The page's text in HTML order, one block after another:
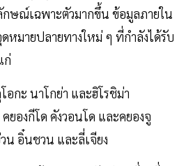
ษณ์เฉพาะตัวมากขึ้น ข้อมูลภายใน
หมายปลายทางใหม่ ๆ ที่กำลังได้รับ
ก่
กะ นาโกย่า และฮิโรชิม่า
ยองกีโด คังวอนโด และคยองจู
น อิ๋นชวน และลี่เจียง